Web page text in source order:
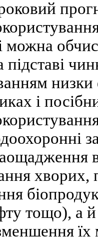
можна
і
хворих,
тощо), а
їх